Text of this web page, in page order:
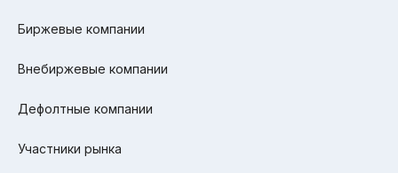
Биржевые компании
Внебиржевые компании
Дефолтные компании
Участники рынка